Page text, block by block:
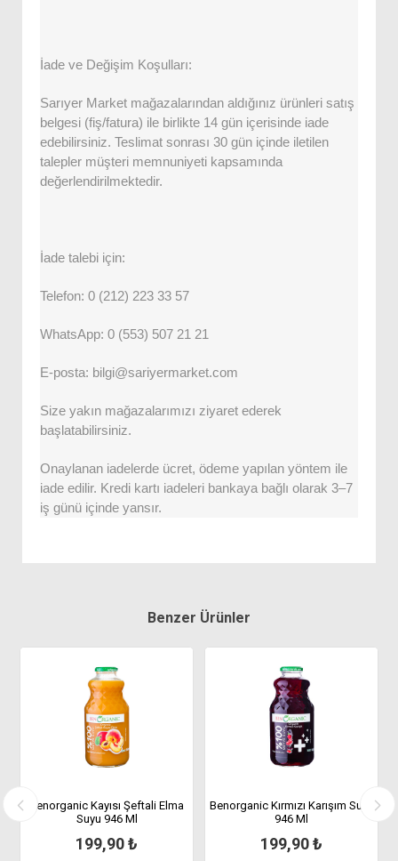
İade ve Değişim Koşulları:
Sarıyer Market mağazalarından aldığınız ürünleri satış
belgesi (fiş/fatura) ile birlikte 14 gün içerisinde iade
edebilirsiniz. Teslimat sonrası 30 gün içinde iletilen
talepler müşteri memnuniyeti kapsamında
değerlendirilmektedir.
İade talebi için:
Telefon: 0 (212) 223 33 57
WhatsApp: 0 (553) 507 21 21
E-posta: bilgi@sariyermarket.com
Size yakın mağazalarımızı ziyaret ederek
başlatabilirsiniz.
Onaylanan iadelerde ücret, ödeme yapılan yöntem ile
iade edilir. Kredi kartı iadeleri bankaya bağlı olarak 3–7
iş günü içinde yansır.
Benzer Ürünler
Benorganic Kayısı Şeftali Elma
Suyu 946 Ml
199,90 ₺
Benorganic Kırmızı Karışım Suyu
946 Ml
199,90 ₺